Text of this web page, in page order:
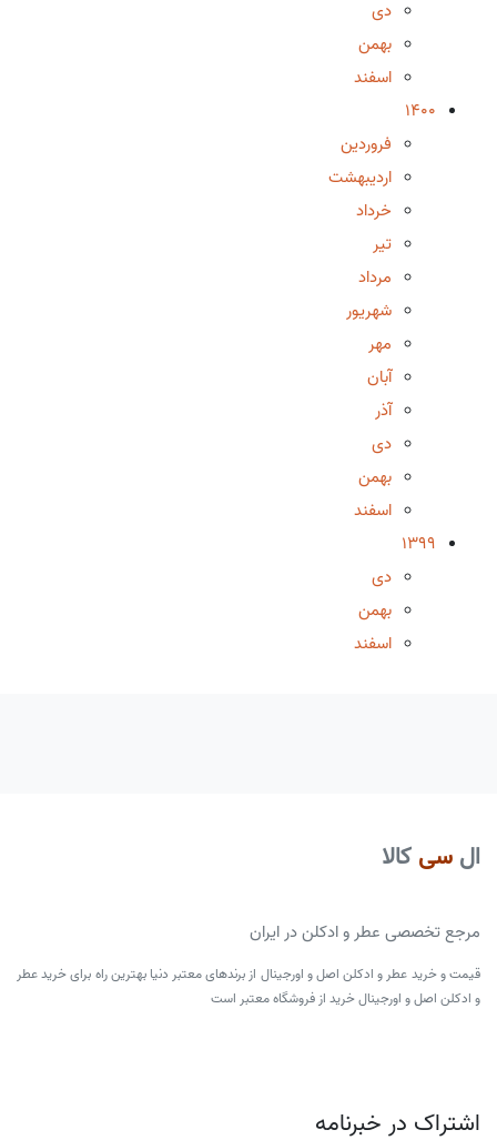
دی
بهمن
اسفند
1400
فروردین
اردیبهشت
خرداد
تیر
مرداد
شهریور
مهر
آبان
آذر
دی
بهمن
اسفند
1399
دی
بهمن
اسفند
ال سی کالا
مرجع تخصصی عطر و ادکلن در ایران
قیمت و خرید عطر و ادکلن اصل و اورجینال از برندهای معتبر دنیا بهترین راه برای خرید عطر
و ادکلن اصل و اورجینال خرید از فروشگاه معتبر است
اشتراک در خبرنامه